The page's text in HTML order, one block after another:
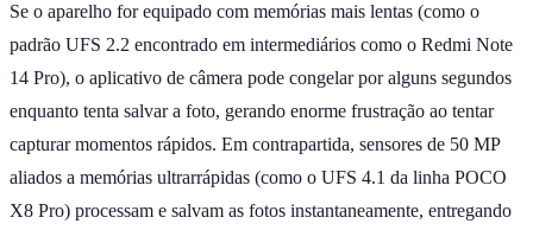
Se o aparelho for equipado com memórias mais lentas (como o
padrão UFS 2.2 encontrado em intermediários como o Redmi Note
14 Pro), o aplicativo de câmera pode congelar por alguns segundos
enquanto tenta salvar a foto, gerando enorme frustração ao tentar
capturar momentos rápidos. Em contrapartida, sensores de 50 MP
aliados a memórias ultrarrápidas (como o UFS 4.1 da linha POCO
X8 Pro) processam e salvam as fotos instantaneamente, entregando